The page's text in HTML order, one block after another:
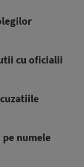
cu oficialii
numele